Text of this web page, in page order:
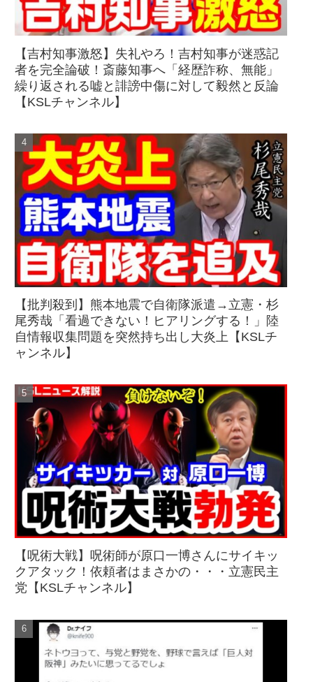
【吉村知事激怒】失礼やろ！吉村知事が迷惑記
者を完全論破！斎藤知事へ「経歴詐称、無能」
繰り返される嘘と誹謗中傷に対して毅然と反論
【KSLチャンネル】
【批判殺到】熊本地震で自衛隊派遣→立憲・杉
尾秀哉「看過できない！ヒアリングする！」陸
自情報収集問題を突然持ち出し大炎上【KSLチ
ャンネル】
【呪術大戦】呪術師が原口一博さんにサイキッ
クアタック！依頼者はまさかの・・・立憲民主
党【KSLチャンネル】